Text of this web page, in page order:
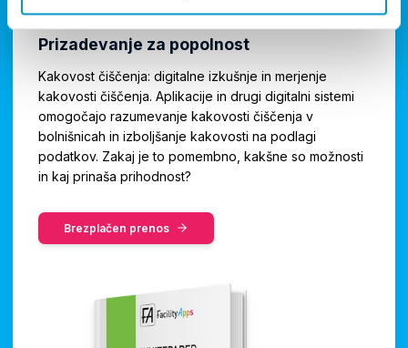
WHITEPAPER
Prizadevanje za popolnost
Kakovost čiščenja: digitalne izkušnje in merjenje
kakovosti čiščenja. Aplikacije in drugi digitalni sistemi
omogočajo razumevanje kakovosti čiščenja v
bolnišnicah in izboljšanje kakovosti na podlagi
podatkov. Zakaj je to pomembno, kakšne so možnosti
in kaj prinaša prihodnost?
Brezplačen prenos